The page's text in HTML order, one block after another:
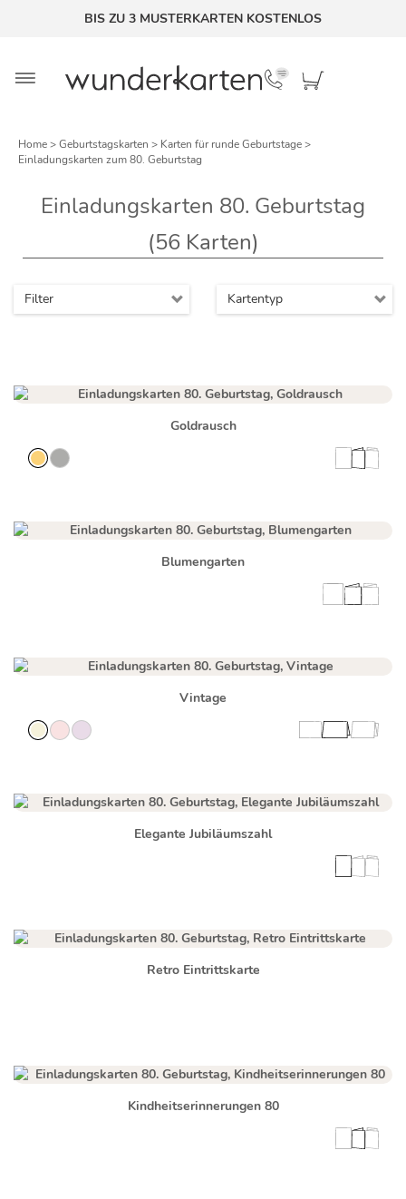
BIS ZU 3 MUSTERKARTEN KOSTENLOS
Home>Geburtstagskarten > Karten für runde Geburtstage>
Einladungskarten zum 80. Geburtstag
Einladungskarten 80. Geburtstag
(56 Karten)
Filter Kartentyp
Goldrausch
Blumengarten
Vintage
Elegante Jubiläumszahl
Retro Eintrittskarte
Kindheitserinnerungen 80